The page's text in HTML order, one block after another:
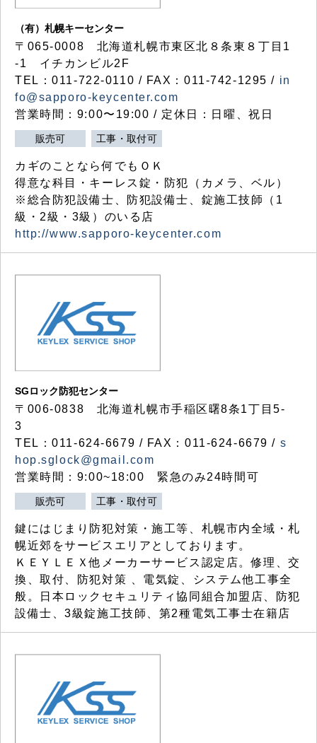
（有）札幌キーセンター
〒065-0008 北海道札幌市東区北８条東８丁目1
-1 イチカンビル2F
TEL：011-722-0110 / FAX：011-742-1295 / in
fo@sapporo-keycenter.com
営業時間：9:00〜19:00 / 定休日：日曜、祝日
販売可 工事・取付可
カギのことなら何でもＯＫ
得意な科目・キーレス錠・防犯（カメラ、ベル）
※総合防犯設備士、防犯設備士、錠施工技師（1
級・2級・3級）のいる店
http://www.sapporo-keycenter.com
SGロック防犯センター
〒006-0838 北海道札幌市手稲区曙8条1丁目5-
3
TEL：011-624-6679 / FAX：011-624-6679 / s
hop.sglock@gmail.com
営業時間：9:00~18:00 緊急のみ24時間可
販売可 工事・取付可
鍵にはじまり防犯対策・施工等、札幌市内全域・札
幌近郊をサービスエリアとしております。
ＫＥＹＬＥＸ他メーカーサービス認定店。修理、交
換、取付、防犯対策 、電気錠、システム他工事全
般。日本ロックセキュリティ協同組合加盟店、防犯
設備士、3級錠施工技師、第2種電気工事士在籍店